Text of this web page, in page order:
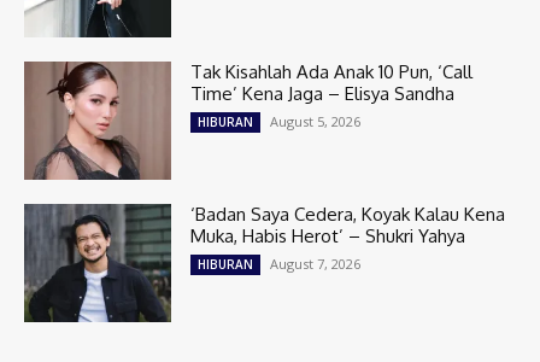
Tak Kisahlah Ada Anak 10 Pun, ‘Call
Time’ Kena Jaga – Elisya Sandha
HIBURAN August 5, 2026
‘Badan Saya Cedera, Koyak Kalau Kena
Muka, Habis Herot’ – Shukri Yahya
HIBURAN August 7, 2026